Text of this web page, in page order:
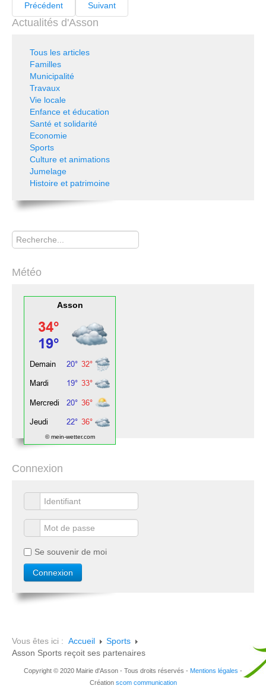
Précédent Suivant
Actualités d'Asson
Tous les articles
Familles
Municipalité
Travaux
Vie locale
Enfance et éducation
Santé et solidarité
Economie
Sports
Culture et animations
Jumelage
Histoire et patrimoine
Rechercher
Météo
Asson
© mein-wetter.com
Connexion
Se souvenir de moi
Vous êtes ici : Accueil
Sports
Asson Sports reçoit ses partenaires
Copyright © 2020 Mairie d'Asson - Tous droits réservés - Mentions légales -
Création scom communication